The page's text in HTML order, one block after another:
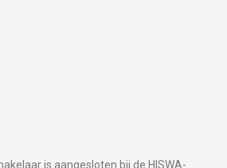
is aangesloten bij de HISWA-